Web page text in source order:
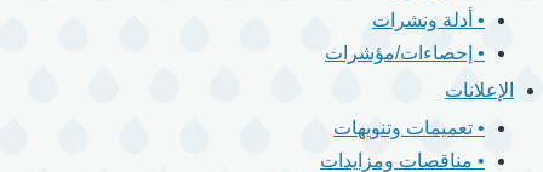
• أدلة ونشرات
• إحصاءات/مؤشرات
الإعلانات
• تعميمات وتنويهات
• مناقصات ومزايدات